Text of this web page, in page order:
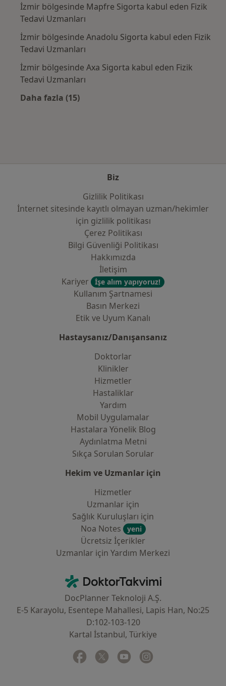
İzmir bölgesinde Mapfre Sigorta kabul eden Fizik
Tedavi Uzmanları
İzmir bölgesinde Anadolu Sigorta kabul eden Fizik
Tedavi Uzmanları
İzmir bölgesinde Axa Sigorta kabul eden Fizik
Tedavi Uzmanları
Daha fazla (15)
Biz
Gizlilik Politikası
İnternet sitesinde kayıtlı olmayan uzman/hekimler
i̇çin gizlilik politikası
Çerez Politikası
Bilgi Güvenliği Politikası
Hakkımızda
İletişim
Kariyer
İşe alım yapıyoruz!
Kullanım Şartnamesi
Basın Merkezi
Etik ve Uyum Kanalı
Hastaysanız/Danışansanız
Doktorlar
Klinikler
Hizmetler
Hastaliklar
Yardım
Mobil Uygulamalar
Hastalara Yönelik Blog
Aydınlatma Metni
Sıkça Sorulan Sorular
Hekim ve Uzmanlar için
Hizmetler
Uzmanlar için
Sağlık Kuruluşları için
Noa Notes
yeni
Ücretsiz İçerikler
Uzmanlar için Yardım Merkezi
DoktorTakvimi - Ana Sayfa
DocPlanner Teknoloji A.Ş.
E-5 Karayolu, Esentepe Mahallesi, Lapis Han, No:25
D:102-103-120
Kartal İstanbul, Türkiye
Facebook
yeni bir sekmede açılır
Twitter
yeni bir sekmede açılır
Youtube
yeni bir sekmede açılır